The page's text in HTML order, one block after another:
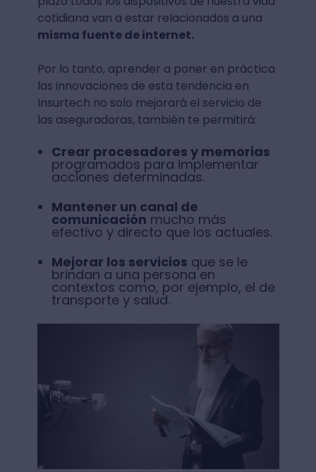
cotidiana van a estar relacionados a una
misma fuente de internet.
Por lo tanto, aprender a poner en práctica
las innovaciones de esta tendencia en
Insurtech no solo mejorará el servicio de
las aseguradoras, también te permitirá:
Crear procesadores y memorias
programados para implementar
acciones determinadas.
Mantener un canal de
comunicación mucho más
efectivo y directo que los actuales.
Mejorar los servicios que se le
brindan a una persona en
contextos como, por ejemplo, el de
transporte y salud.